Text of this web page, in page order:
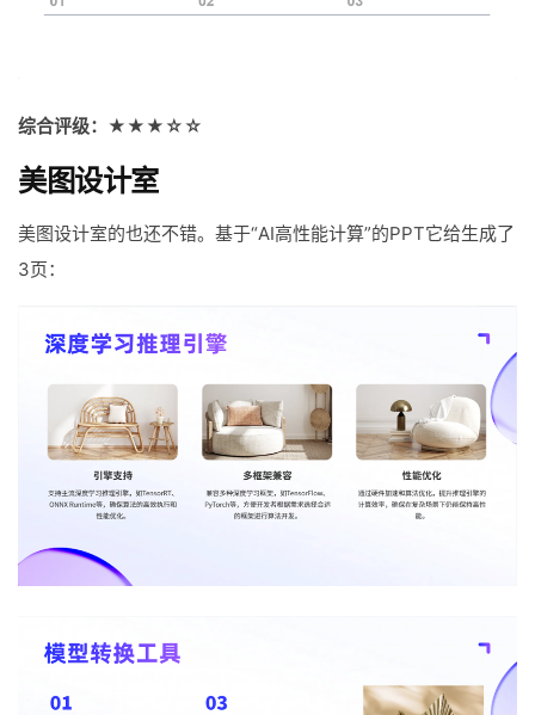
综合评级：★★★☆☆
美图设计室
美图设计室的也还不错。基于“AI高性能计算”的PPT它给生成了
3页：